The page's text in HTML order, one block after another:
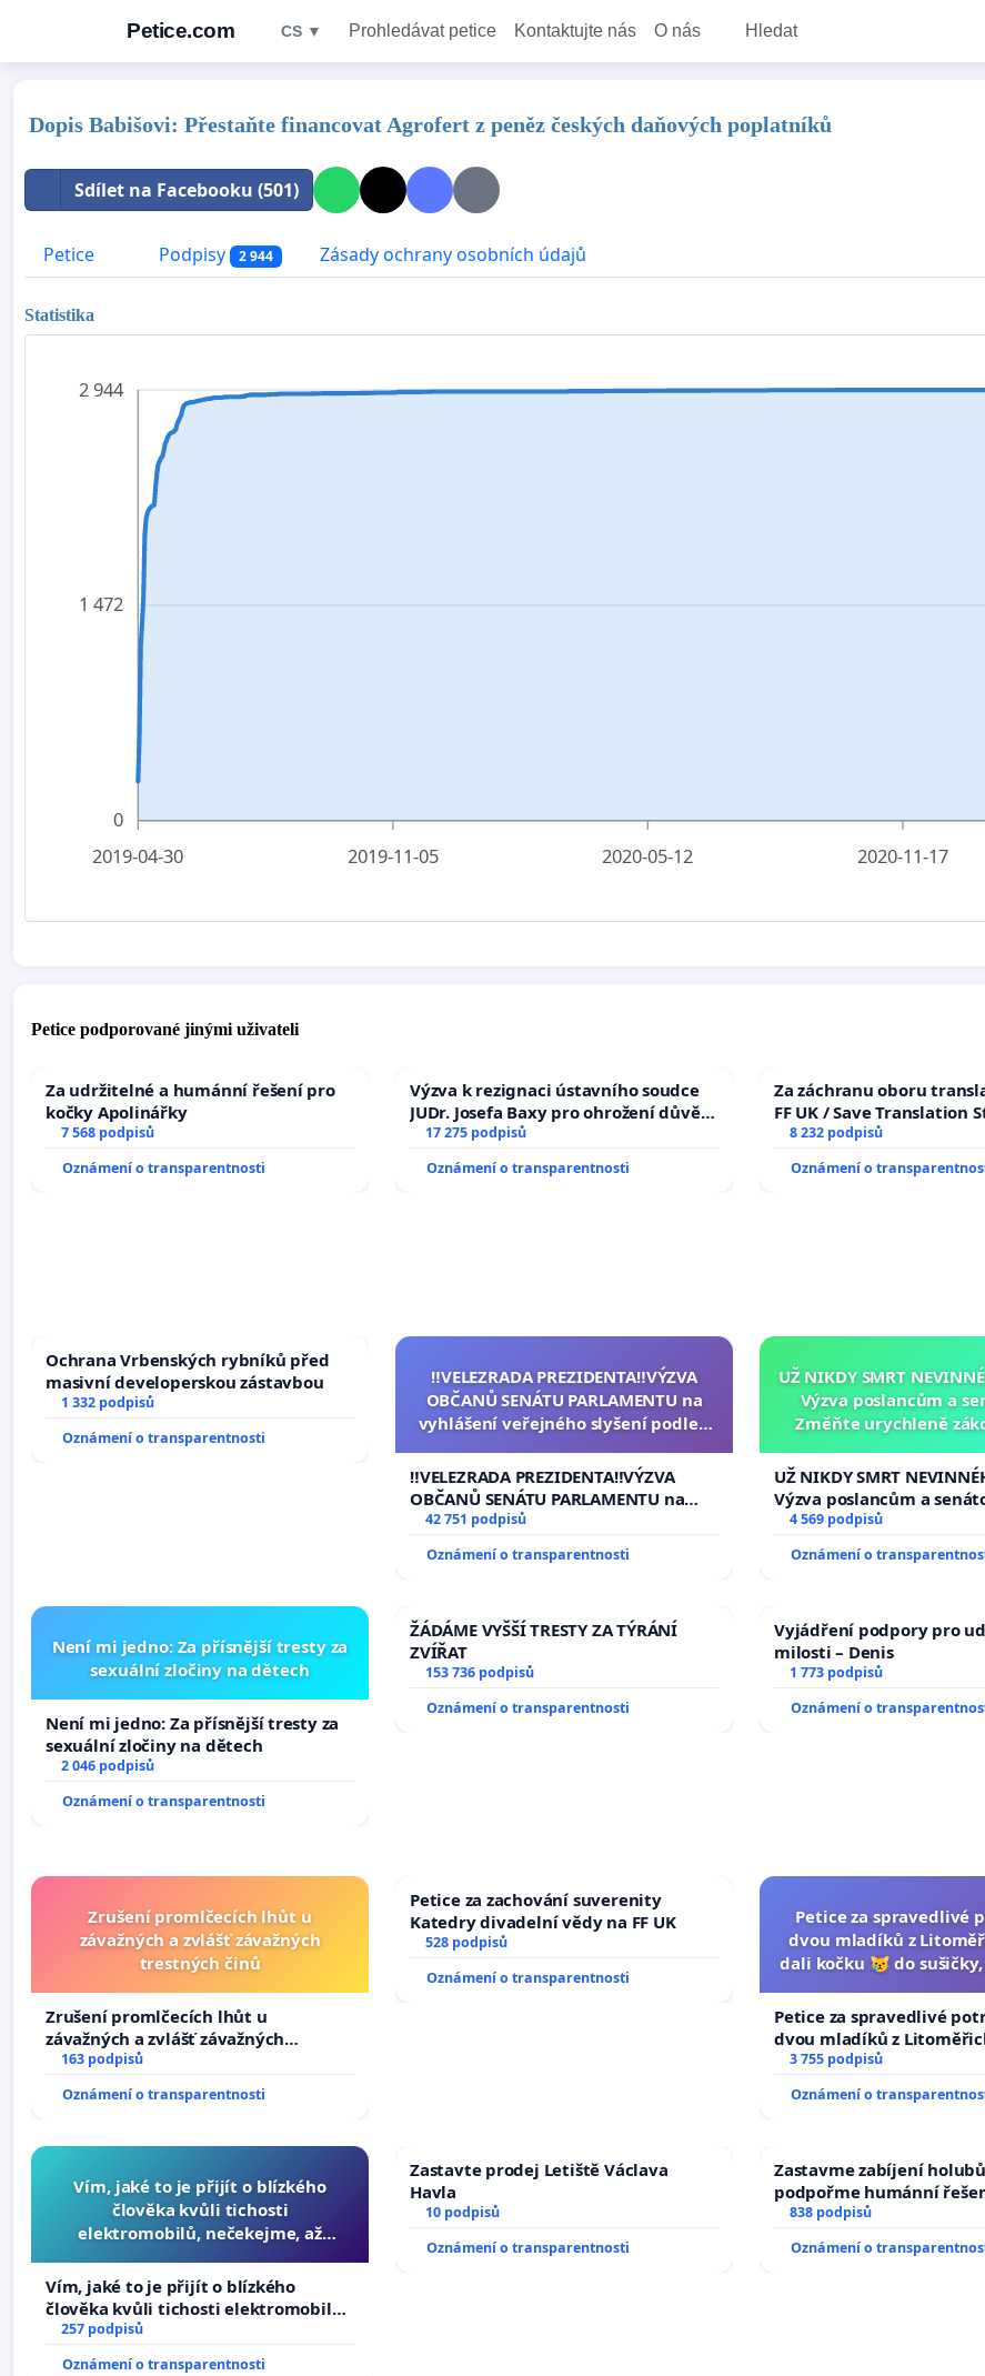
Petice.com CS ▼ Prohledávat petice Kontaktujte nás O nás Hledat
Dopis Babišovi: Přestaňte financovat Agrofert z peněz českých daňových poplatníků
Sdílet na Facebooku (501)
Petice Podpisy 2 944 Zásady ochrany osobních údajů
Statistika
0
1 472
2 944
2019-04-30 2019-11-05 2020-05-12 2020-11-17
Petice podporované jinými uživateli
Za udržitelné a humánní řešení pro
kočky Apolinářky
7 568 podpisů
Oznámení o transparentnosti
Výzva k rezignaci ústavního soudce
JUDr. Josefa Baxy pro ohrožení důvěry
ve spravedlivý proces
17 275 podpisů
Oznámení o transparentnosti
Za záchranu oboru
FF UK / Save Translation
the Faculty of Arts, Charles
University
8 232 podpisů
Oznámení o
Ochrana Vrbenských rybníků před
masivní developerskou zástavbou
1 332 podpisů
Oznámení o transparentnosti
‼️VELEZRADA PREZIDENTA‼️VÝZVA
OBČANŮ SENÁTU PARLAMENTU na
vyhlášení veřejného slyšení podle §
na přijetí usnesení k podání ústavní
žaloby na prezidenta republiky
‼️VELEZRADA PREZIDENTA‼️VÝZVA
OBČANŮ SENÁTU PARLAMENTU na
vyhlášení veřejného slyšení podle §
144 jednacího řádu Senátu k návrhu
na přijetí usnesení k podání ústavní
42 751 podpisů
Oznámení o transparentnosti
UŽ NIKDY SMRT
Výzva poslancům a
Změňte urychleně
opakovat!
UŽ NIKDY SMRT
Výzva poslancům a
Změňte urychleně zákon,
tragédie malé Viktorky
opakovat!
4 569 podpisů
Oznámení o
Není mi jedno: Za přísnější tresty za
sexuální zločiny na dětech
Není mi jedno: Za přísnější tresty za
sexuální zločiny na dětech
2 046 podpisů
Oznámení o transparentnosti
ŽÁDÁME VYŠŠÍ TRESTY ZA TÝRÁNÍ
ZVÍŘAT
153 736 podpisů
Oznámení o transparentnosti
Vyjádření podpory pro
milosti – Denis
1 773 podpisů
Oznámení o
Zrušení promlčecích lhůt u
závažných a zvlášť závažných
trestných činů
Zrušení promlčecích lhůt u
závažných a zvlášť závažných
trestných činů
163 podpisů
Oznámení o transparentnosti
Petice za zachování suverenity
Katedry divadelní vědy na FF UK
528 podpisů
Oznámení o transparentnosti
Petice za spravedlivé
dvou mladíků z
dali kočku 😿 do
Petice za spravedlivé
dvou mladíků z
dali kočku 😿 do sušičky,
umírání zvířete natočili.
3 755 podpisů
Oznámení o
Vím, jaké to je přijít o blízkého
člověka kvůli tichosti
elektromobilů, nečekejme, až
auta!
Vím, jaké to je přijít o blízkého
člověka kvůli tichosti elektromobilů,
nečekejme, až přibydou další,
zaveďme slyšitelná auta!
257 podpisů
Oznámení o transparentnosti
Zastavte prodej Letiště Václava
Havla
10 podpisů
Oznámení o transparentnosti
Zastavme zabíjení
podpořme humánní
838 podpisů
Oznámení o